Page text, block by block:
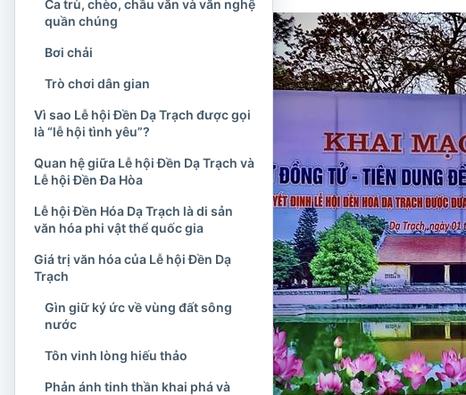
Ca trù, chèo, chầu văn và văn nghệ
quần chúng
Bơi chải
Trò chơi dân gian
Vì sao Lễ hội Đền Dạ Trạch được gọi
là “lễ hội tình yêu”?
Quan hệ giữa Lễ hội Đền Dạ Trạch và
Lễ hội Đền Đa Hòa
Lễ hội Đền Hóa Dạ Trạch là di sản
văn hóa phi vật thể quốc gia
Giá trị văn hóa của Lễ hội Đền Dạ
Trạch
Gìn giữ ký ức về vùng đất sông
nước
Tôn vinh lòng hiếu thảo
Phản ánh tinh thần khai phá và